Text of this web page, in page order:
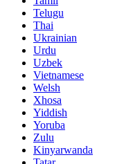
Telugu
Thai
Ukrainian
Urdu
Uzbek
Vietnamese
Welsh
Xhosa
Yiddish
Yoruba
Zulu
Kinyarwanda